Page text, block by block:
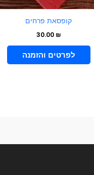
קופסאת פרחים
30.00 ₪
בחר אפשרויות